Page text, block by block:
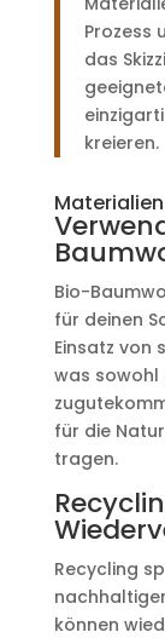
Prozess
das
kreieren.
Bio-
für deinen
Einsatz von
was sowohl
für die
tragen.
Recycling
können